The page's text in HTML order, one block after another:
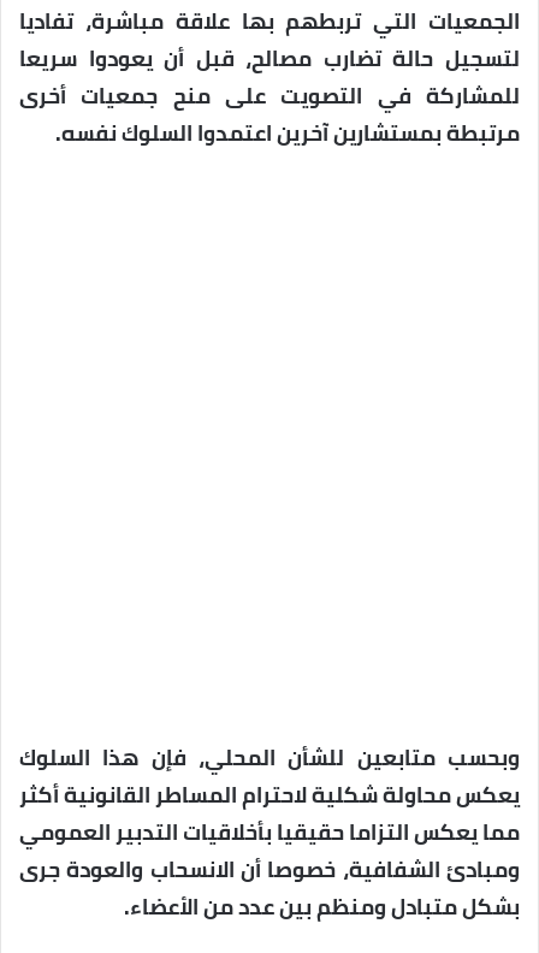
الجمعيات التي تربطهم بها علاقة مباشرة، تفاديا
لتسجيل حالة تضارب مصالح، قبل أن يعودوا سريعا
للمشاركة في التصويت على منح جمعيات أخرى
مرتبطة بمستشارين آخرين اعتمدوا السلوك نفسه.
وبحسب متابعين للشأن المحلي، فإن هذا السلوك
يعكس محاولة شكلية لاحترام المساطر القانونية أكثر
مما يعكس التزاما حقيقيا بأخلاقيات التدبير العمومي
ومبادئ الشفافية، خصوصا أن الانسحاب والعودة جرى
بشكل متبادل ومنظم بين عدد من الأعضاء.